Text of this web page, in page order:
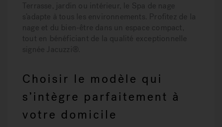
Terrasse, jardin ou intérieur, le Spa de nage
s’adapte à tous les environnements. Profitez de la
nage et du bien-être dans un espace compact,
tout en bénéficiant de la qualité exceptionnelle
signée Jacuzzi®.
Choisir le modèle qui
s’intègre parfaitement à
votre domicile